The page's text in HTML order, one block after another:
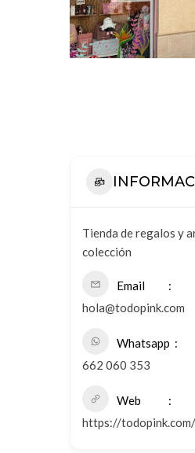
Tienda de regalos y
colección
Email
hola@todopink.com
Whatsapp
662 060 353
Web
https://todopink.com/